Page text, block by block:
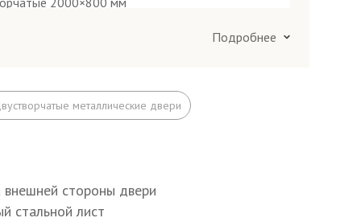
Подробнее
металлические двери
внешней стороны двери
стальной лист